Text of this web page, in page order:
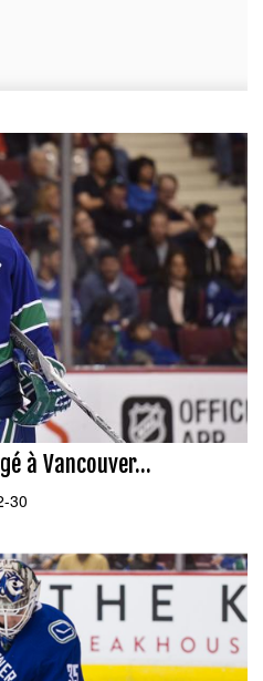
à Vancouver...
30